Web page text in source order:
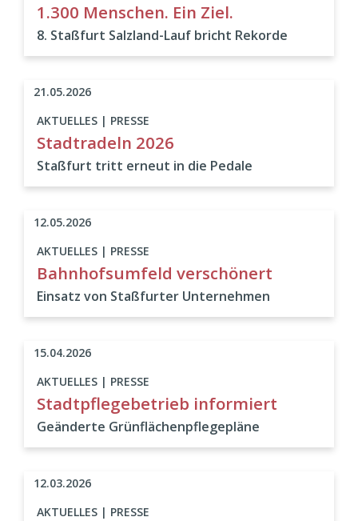
1.300 Menschen. Ein Ziel.
8. Staßfurt Salzland-Lauf bricht Rekorde
AKTUELLES | PRESSE
Stadtradeln 2026
Staßfurt tritt erneut in die Pedale
21.05.2026
AKTUELLES | PRESSE
Bahnhofsumfeld verschönert
Einsatz von Staßfurter Unternehmen
12.05.2026
AKTUELLES | PRESSE
Stadtpflegebetrieb informiert
Geänderte Grünflächenpflegepläne
15.04.2026
AKTUELLES | PRESSE
12.03.2026